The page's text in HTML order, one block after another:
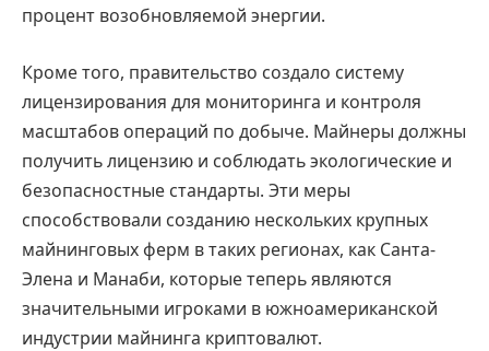
процент возобновляемой энергии.
Кроме того, правительство создало систему
лицензирования для мониторинга и контроля
масштабов операций по добыче. Майнеры должны
получить лицензию и соблюдать экологические и
безопасностные стандарты. Эти меры
способствовали созданию нескольких крупных
майнинговых ферм в таких регионах, как Санта-
Элена и Манаби, которые теперь являются
значительными игроками в южноамериканской
индустрии майнинга криптовалют.